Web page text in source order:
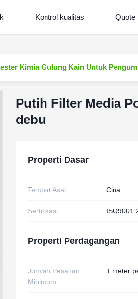
Kontrol kualitas Quote
Kimia Gulung Kain Untuk
Putih Filter Media
debu
Properti Dasar
Tempat Asal: Cina
Sertifikasi:
Properti Perdagangan
Jumlah Pesanan
Minimum:
1 meter